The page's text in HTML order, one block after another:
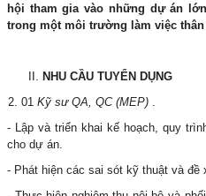
hội tham gia vào những dự án
trong một môi trường làm việc
NHU CẦU TUYỂN DỤNG
2. 01 Kỹ sư QA, QC (MEP).
- Lập và triển khai kế hoạch, quy
cho dự án.
- Phát hiện các sai sót kỹ thuật và đề